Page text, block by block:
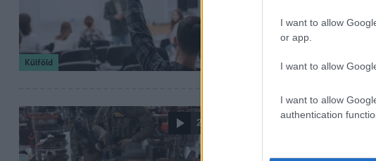
I want to allow
or app.
I want to allow
I want to allow
authentication
Külföld
tanár, amikor dühében
2:04
2024. február 6. 17:26